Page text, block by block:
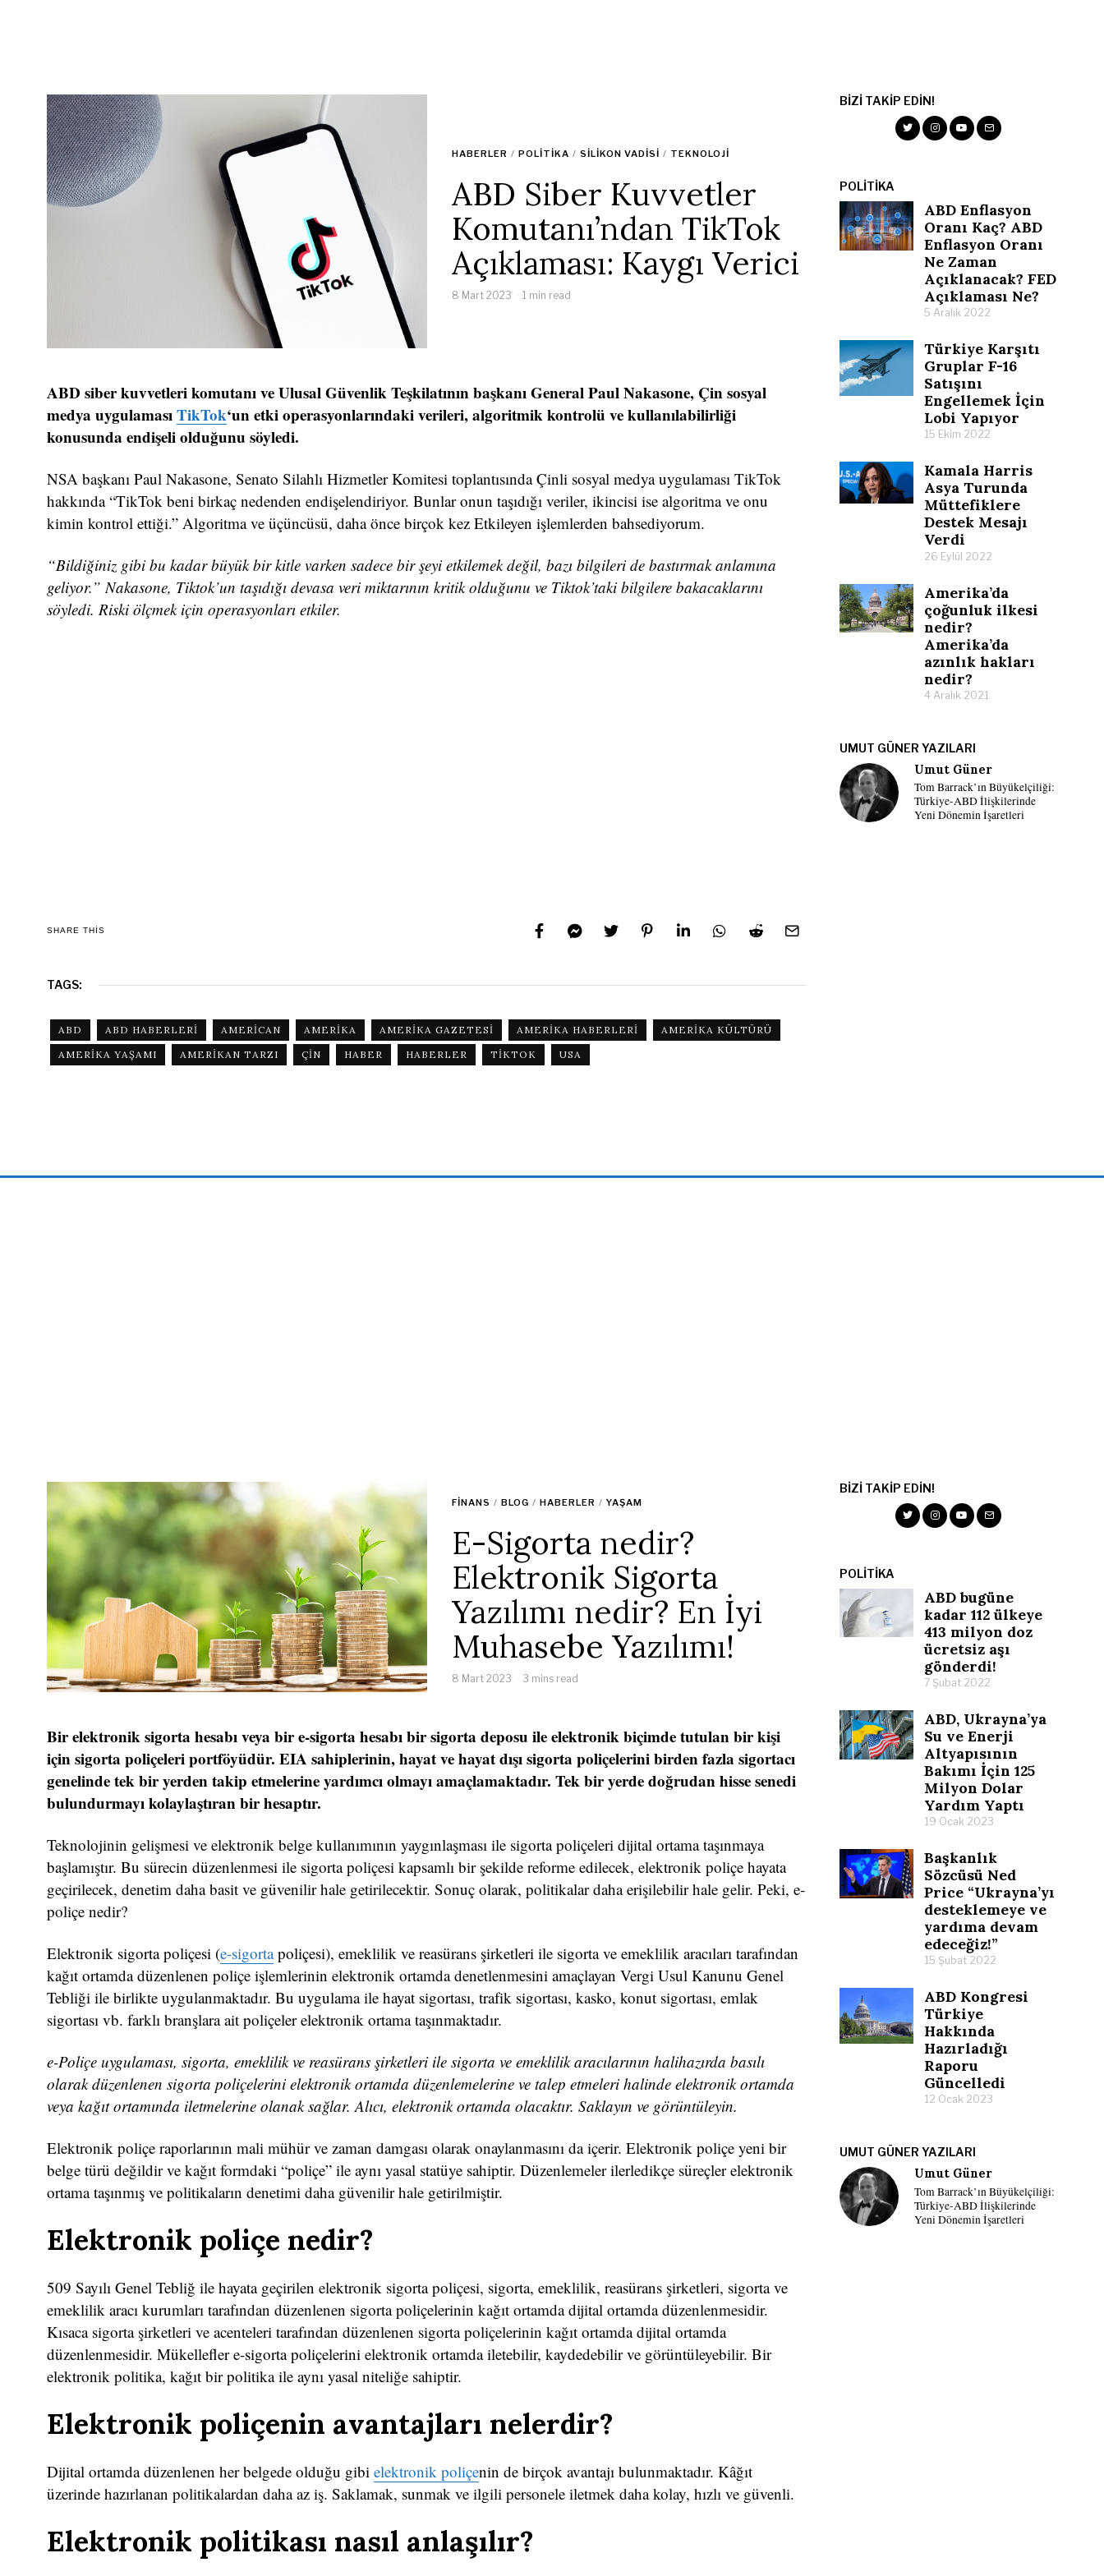
HABERLER / POLITIKA / SILIKON VADISI / TEKNOLOJI
ABD Siber Kuvvetler
Komutanı’ndan TikTok
Açıklaması: Kaygı Verici
8 Mart 2023 1 min read
ABD siber kuvvetleri komutanı ve Ulusal Güvenlik Teşkilatının başkanı General Paul Nakasone, Çin sosyal
medya uygulamasıTikTok‘un etki operasyonlarındaki verileri, algoritmik kontrolü ve kullanılabilirliği
konusunda endişeli olduğunu söyledi.
NSA başkanı Paul Nakasone, Senato Silahlı Hizmetler Komitesi toplantısında Çinli sosyal medya uygulaması TikTok
hakkında “TikTok beni birkaç nedenden endişelendiriyor. Bunlar onun taşıdığı veriler, ikincisi ise algoritma ve onu
kimin kontrol ettiği.” Algoritma ve üçüncüsü, daha önce birçok kez Etkileyen işlemlerden bahsediyorum.
“Bildiğiniz gibi bu kadar büyük bir kitle varken sadece bir şeyi etkilemek değil, bazı bilgileri de bastırmak anlamına
geliyor.” Nakasone, Tiktok’un taşıdığı devasa veri miktarının kritik olduğunu ve Tiktok’taki bilgilere bakacaklarını
söyledi. Riski ölçmek için operasyonları etkiler.
SHARE THIS
TAGS:
ABD ABD HABERLERI AMERICAN AMERIKA AMERIKA GAZETESI AMERIKA HABERLERI
AMERIKA KÜLTÜRÜ
AMERIKA YAŞAMI
AMERIKAN TARZI ÇIN HABER HABERLER TIKTOK USA
BIZI TAKIP EDIN!
POLITIKA
ABD Enflasyon
Oranı Kaç? ABD
Enflasyon Oranı
Ne Zaman
Açıklanacak? FED
Açıklaması Ne?
5 Aralık 2022
Türkiye Karşıtı
Gruplar F-16
Satışını
Engellemek İçin
Lobi Yapıyor
15 Ekim 2022
Kamala Harris
Asya Turunda
Müttefiklere
Destek Mesajı
Verdi
26 Eylül 2022
Amerika’da
çoğunluk ilkesi
nedir?
Amerika’da
azınlık hakları
nedir?
4 Aralık 2021
UMUT GÜNER YAZILARI
Umut Güner
Tom Barrack’ın Büyükelçiliği:
Türkiye-ABD İlişkilerinde
Yeni Dönemin İşaretleri
FINANS / BLOG / HABERLER / YAŞAM
E-Sigorta nedir?
Elektronik Sigorta
Yazılımı nedir? En İyi
Muhasebe Yazılımı!
8 Mart 2023 3 mins read
Bir elektronik sigorta hesabı veya bir e-sigorta hesabı bir sigorta deposu ile elektronik biçimde tutulan bir kişi
için sigorta poliçeleri portföyüdür. EIA sahiplerinin, hayat ve hayat dışı sigorta poliçelerini birden fazla sigortacı
genelinde tek bir yerden takip etmelerine yardımcı olmayı amaçlamaktadır. Tek bir yerde doğrudan hisse senedi
bulundurmayı kolaylaştıran bir hesaptır.
Teknolojinin gelişmesi ve elektronik belge kullanımının yaygınlaşması ile sigorta poliçeleri dijital ortama taşınmaya
başlamıştır. Bu sürecin düzenlenmesi ile sigorta poliçesi kapsamlı bir şekilde reforme edilecek, elektronik poliçe hayata
geçirilecek, denetim daha basit ve güvenilir hale getirilecektir. Sonuç olarak, politikalar daha erişilebilir hale gelir. Peki, e-
poliçe nedir?
Elektronik sigorta poliçesi (e-sigortapoliçesi), emeklilik ve reasürans şirketleri ile sigorta ve emeklilik aracıları tarafından
kağıt ortamda düzenlenen poliçe işlemlerinin elektronik ortamda denetlenmesini amaçlayan Vergi Usul Kanunu Genel
Tebliği ile birlikte uygulanmaktadır. Bu uygulama ile hayat sigortası, trafik sigortası, kasko, konut sigortası, emlak
sigortası vb. farklı branşlara ait poliçeler elektronik ortama taşınmaktadır.
e-Poliçe uygulaması, sigorta, emeklilik ve reasürans şirketleri ile sigorta ve emeklilik aracılarının halihazırda basılı
olarak düzenlenen sigorta poliçelerini elektronik ortamda düzenlemelerine ve talep etmeleri halinde elektronik ortamda
veya kağıt ortamında iletmelerine olanak sağlar. Alıcı, elektronik ortamda olacaktır. Saklayın ve görüntüleyin.
Elektronik poliçe raporlarının mali mühür ve zaman damgası olarak onaylanmasını da içerir. Elektronik poliçe yeni bir
belge türü değildir ve kağıt formdaki “poliçe” ile aynı yasal statüye sahiptir. Düzenlemeler ilerledikçe süreçler elektronik
ortama taşınmış ve politikaların denetimi daha güvenilir hale getirilmiştir.
Elektronik poliçe nedir?
509 Sayılı Genel Tebliğ ile hayata geçirilen elektronik sigorta poliçesi, sigorta, emeklilik, reasürans şirketleri, sigorta ve
emeklilik aracı kurumları tarafından düzenlenen sigorta poliçelerinin kağıt ortamda dijital ortamda düzenlenmesidir.
Kısaca sigorta şirketleri ve acenteleri tarafından düzenlenen sigorta poliçelerinin kağıt ortamda dijital ortamda
düzenlenmesidir. Mükellefler e-sigorta poliçelerini elektronik ortamda iletebilir, kaydedebilir ve görüntüleyebilir. Bir
elektronik politika, kağıt bir politika ile aynı yasal niteliğe sahiptir.
Elektronik poliçenin avantajları nelerdir?
Dijital ortamda düzenlenen her belgede olduğu gibi elektronik poliçenin de birçok avantajı bulunmaktadır. Kâğıt
üzerinde hazırlanan politikalardan daha az iş. Saklamak, sunmak ve ilgili personele iletmek daha kolay, hızlı ve güvenli.
Elektronik politikası nasıl anlaşılır?
BIZI TAKIP EDIN!
POLITIKA
ABD bugüne
kadar 112 ülkeye
413 milyon doz
ücretsiz aşı
gönderdi!
7 Şubat 2022
ABD, Ukrayna’ya
Su ve Enerji
Altyapısının
Bakımı İçin 125
Milyon Dolar
Yardım Yaptı
19 Ocak 2023
Başkanlık
Sözcüsü Ned
Price “Ukrayna’yı
desteklemeye ve
yardıma devam
edeceğiz!”
15 Şubat 2022
ABD Kongresi
Türkiye
Hakkında
Hazırladığı
Raporu
Güncelledi
12 Ocak 2023
UMUT GÜNER YAZILARI
Umut Güner
Tom Barrack’ın Büyükelçiliği:
Türkiye-ABD İlişkilerinde
Yeni Dönemin İşaretleri